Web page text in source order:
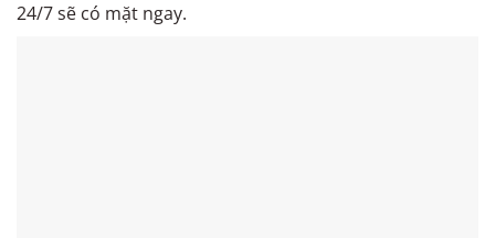
24/7 sẽ có mặt ngay.